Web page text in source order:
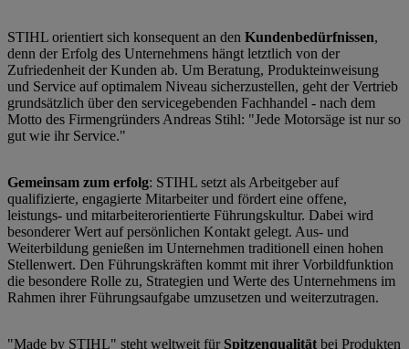
STIHL orientiert sich konsequent an den Kundenbedürfnissen,
denn der Erfolg des Unternehmens hängt letztlich von der
Zufriedenheit der Kunden ab. Um Beratung, Produkteinweisung
und Service auf optimalem Niveau sicherzustellen, geht der Vertrieb
grundsätzlich über den servicegebenden Fachhandel - nach dem
Motto des Firmengründers Andreas Stihl: "Jede Motorsäge ist nur so
gut wie ihr Service."
Gemeinsam zum erfolg: STIHL setzt als Arbeitgeber auf
qualifizierte, engagierte Mitarbeiter und fördert eine offene,
leistungs- und mitarbeiterorientierte Führungskultur. Dabei wird
besonderer Wert auf persönlichen Kontakt gelegt. Aus- und
Weiterbildung genießen im Unternehmen traditionell einen hohen
Stellenwert. Den Führungskräften kommt mit ihrer Vorbildfunktion
die besondere Rolle zu, Strategien und Werte des Unternehmens im
Rahmen ihrer Führungsaufgabe umzusetzen und weiterzutragen.
"Made by STIHL" steht weltweit für Spitzenqualität bei Produkten